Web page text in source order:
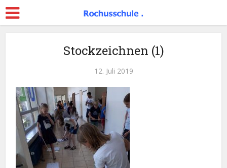
Stockzeichnen (1)
12. Juli 2019